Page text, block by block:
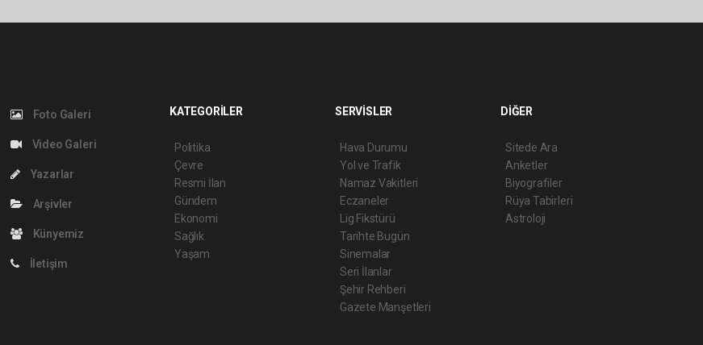
Foto Galeri
Video Galeri
Yazarlar
Arşivler
Künyemiz
İletişim
KATEGORİLER
Politika
Çevre
Resmi İlan
Gündem
Ekonomi
Sağlık
Yaşam
SERVİSLER
Hava Durumu
Yol ve Trafik
Namaz Vakitleri
Eczaneler
Lig Fikstürü
Tarihte Bugün
Sinemalar
Seri İlanlar
Şehir Rehberi
Gazete Manşetleri
DİĞER
Sitede Ara
Anketler
Biyografiler
Rüya Tabirleri
Astroloji